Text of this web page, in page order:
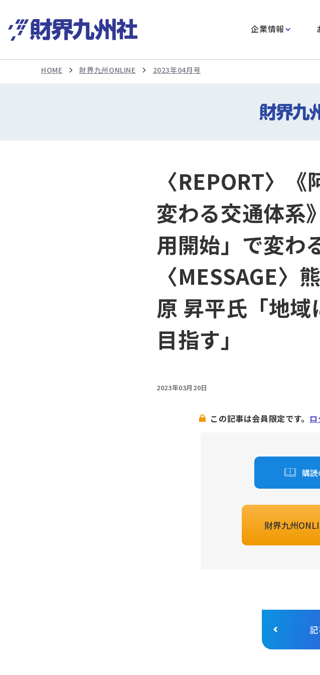
企業情報
HOME 財界九州ONLINE 2023年04月号
〈REPORT〉
変わる交通体系
用開始」で変わ
〈MESSAGE〉
原 昇平氏「地
目指す」
2023年03月20日
この記事は会員限定です。
購
財界九州